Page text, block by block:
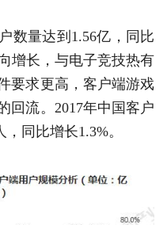
数量达到1.56亿，同比
增长，与电子竞技热有
要求更高，客户端游戏
回流。2017年中国客户
同比增长1.3%。